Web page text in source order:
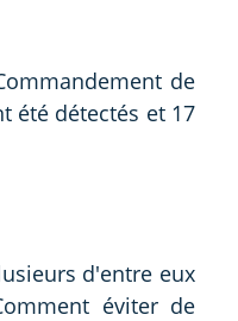
de
été détectés et 17
d'entre eux
éviter de